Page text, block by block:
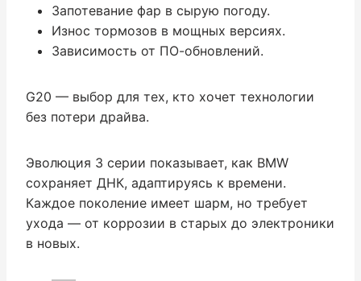
Запотевание фар в сырую погоду.
Износ тормозов в мощных версиях.
Зависимость от ПО-обновлений.
G20 — выбор для тех, кто хочет технологии
без потери драйва.
Эволюция 3 серии показывает, как BMW
сохраняет ДНК, адаптируясь к времени.
Каждое поколение имеет шарм, но требует
ухода — от коррозии в старых до электроники
в новых.